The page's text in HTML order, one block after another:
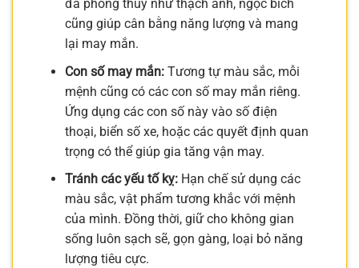
đá phong thủy như thạch anh, ngọc bích
cũng giúp cân bằng năng lượng và mang
lại may mắn.
Con số may mắn:Tương tự màu sắc, mỗi
mệnh cũng có các con số may mắn riêng.
Ứng dụng các con số này vào số điện
thoại, biển số xe, hoặc các quyết định quan
trọng có thể giúp gia tăng vận may.
Tránh các yếu tố kỵ:Hạn chế sử dụng các
màu sắc, vật phẩm tương khắc với mệnh
của mình. Đồng thời, giữ cho không gian
sống luôn sạch sẽ, gọn gàng, loại bỏ năng
lượng tiêu cực.